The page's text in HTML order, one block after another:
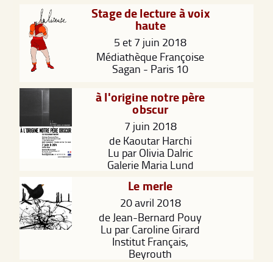
Stage de lecture à voix
haute
5 et 7 juin 2018
Médiathèque Françoise
Sagan - Paris 10
à l'origine notre père
obscur
7 juin 2018
de Kaoutar Harchi
Lu par Olivia Dalric
Galerie Maria Lund
Le merle
20 avril 2018
de Jean-Bernard Pouy
Lu par Caroline Girard
Institut Français,
Beyrouth